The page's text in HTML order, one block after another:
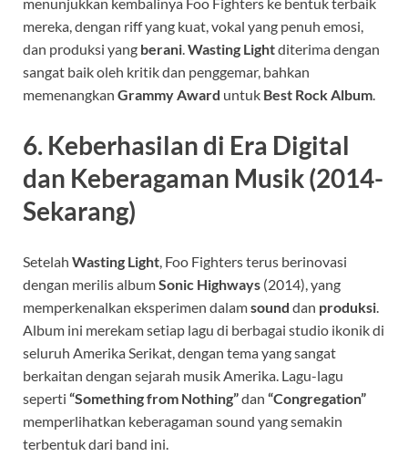
mereka, dengan riff yang kuat, vokal yang penuh emosi,
dan produksi yang berani Wasting Lightditerima dengan
sangat baik oleh kritik dan penggemar, bahkan
memenangkan Grammy Award untuk Best Rock Album
6. Keberhasilan di Era Digital
dan Keberagaman Musik (2014-
Sekarang)
Setelah Wasting Light, Foo Fighters terus berinovasi
dengan merilis albumSonic Highways (2014), yang
memperkenalkan eksperimen dalamsound dan produksi.
Album ini merekam setiap lagu di berbagai studio ikonik di
seluruh Amerika Serikat, dengan tema yang sangat
berkaitan dengan sejarah musik Amerika. Lagu-lagu
seperti “Something from Nothing”dan “Congregation”
memperlihatkan keberagaman sound yang semakin
terbentuk dari band ini.